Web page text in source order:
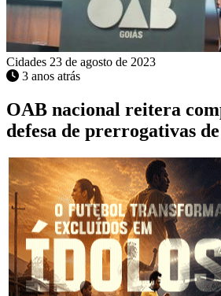
Cidades 23 de agosto de 2023
3 anos atrás
OAB nacional reitera
defesa de prerrogativas